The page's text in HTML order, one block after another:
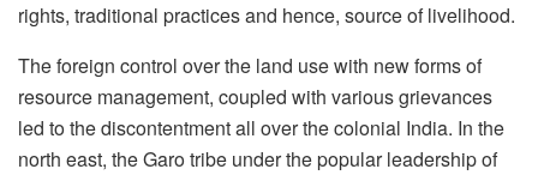
rights, traditional practices and hence, source of livelihood.
The foreign control over the land use with new forms of
resource management, coupled with various grievances
led to the discontentment all over the colonial India. In the
north east, the Garo tribe under the popular leadership of